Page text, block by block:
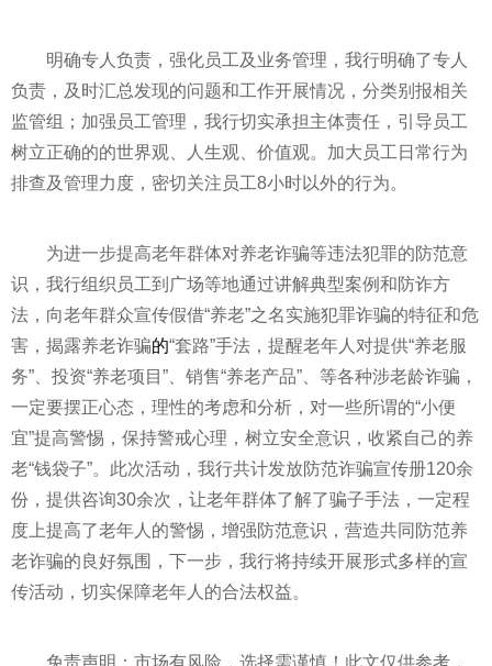
明确专人负责，强化员工及业务管理，我行明确了专人
负责，及时汇总发现的问题和工作开展情况，分类别报相关
监管组；加强员工管理，我行切实承担主体责任，引导员工
树立正确的的世界观、人生观、价值观。加大员工日常行为
排查及管理力度，密切关注员工8小时以外的行为。
为进一步提高老年群体对养老诈骗等违法犯罪的防范意
识，我行组织员工到广场等地通过讲解典型案例和防诈方
法，向老年群众宣传假借“养老”之名实施犯罪诈骗的特征和危
害，揭露养老诈骗的“套路”手法，提醒老年人对提供“养老服
务”、 投资“养老项目”、销售“养老产品”、等各种涉老龄诈骗 ，
一定要摆正心态，理性的考虑和分析，对一些所谓的“小便
宜”提高警惕，保持警戒心理，树立安全意识，收紧自己的养
老“钱袋子”。此次活动，我行共计发放防范诈骗宣传册120余
份，提供咨询30余次，让老年群体了解了骗子手法，一定程
度上提高了老年人的警惕，增强防范意识，营造共同防范养
老诈骗的良好氛围，下一步，我行将持续开展形式多样的宣
传活动，切实保障老年人的合法权益。
免责声明：市场有风险 ， 选择需谨慎！此文仅供参考，